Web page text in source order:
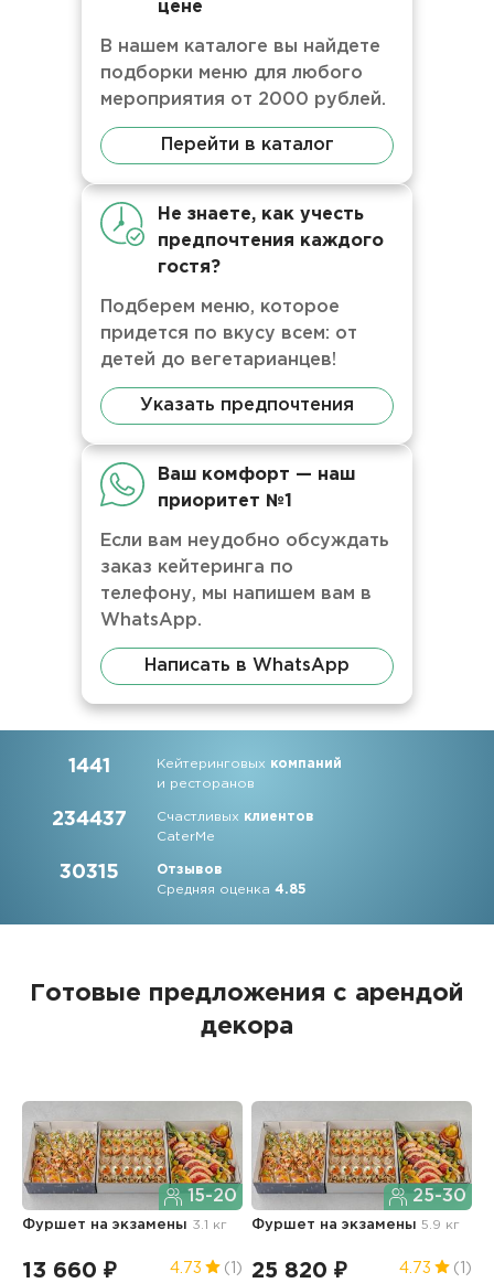
цене
В нашем каталоге вы найдете
подборки меню для любого
мероприятия от 2000 рублей.
Перейти в каталог
Не знаете, как учесть
предпочтения каждого
гостя?
Подберем меню, которое
придется по вкусу всем: от
детей до вегетарианцев!
Указать предпочтения
Ваш комфорт — наш
приоритет №1
Если вам неудобно обсуждать
заказ кейтеринга по
телефону, мы напишем вам в
WhatsApp.
Написать в WhatsApp
1441 Кейтеринговых компаний
и ресторанов
234437 Счастливых клиентов
CaterMe
30315
Отзывов
Средняя оценка4.85
Готовые предложения с арендой
декора
15-20
Фуршет на экзамены 3.1 кг
13 660 ₽ 4.73 (1)
25-30
Фуршет на экзамены5.9 кг
25 820 ₽ 4.73 (1)